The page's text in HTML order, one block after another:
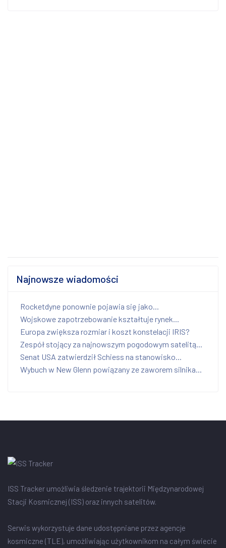
Najnowsze wiadomości
Rocketdyne ponownie pojawia się jako...
Wojskowe zapotrzebowanie kształtuje rynek...
Europa zwiększa rozmiar i koszt konstelacji IRIS?
Zespół stojący za najnowszym pogodowym satelitą...
Senat USA zatwierdził Schiess na stanowisko...
Wybuch w New Glenn powiązany ze zaworem silnika...
ISS Tracker umożliwia śledzenie trajektorii Międzynarodowej
Stacji Kosmicznej (ISS) oraz innych satelitów.
Serwis wykorzystuje dane udostępniane przez agencje
kosmiczne (TLE), umożliwiając użytkownikom na całym świecie